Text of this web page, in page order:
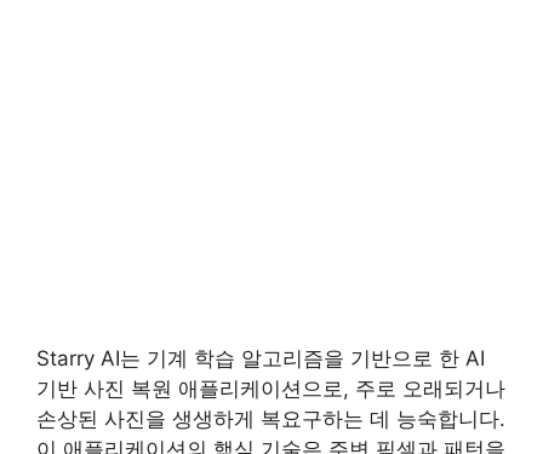
Starry AI는 기계 학습 알고리즘을 기반으로 한 AI
기반 사진 복원 애플리케이션으로, 주로 오래되거나
손상된 사진을 생생하게 복요구하는 데 능숙합니다.
이 애플리케이션의 핵심 기술은 주변 픽셀과 패턴을